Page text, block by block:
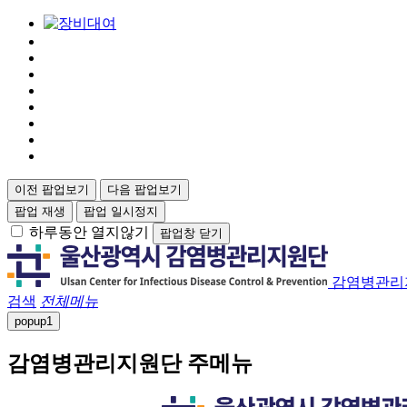
이전 팝업보기
다음 팝업보기
팝업 재생
팝업 일시정지
하루동안 열지않기 팝업창 닫기
감염병관
검색 전체메뉴
popup1
감염병관리지원단 주메뉴